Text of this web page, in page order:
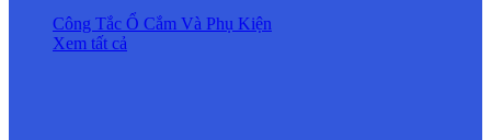
Công Tắc Ổ Cắm Và Phụ Kiện
Xem tất cả